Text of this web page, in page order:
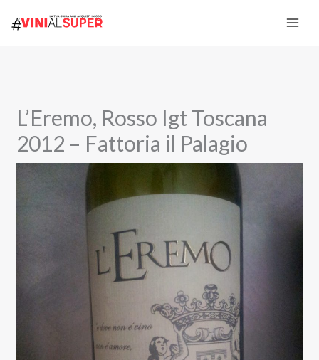
L’Eremo, Rosso Igt Toscana
2012 – Fattoria il Palagio